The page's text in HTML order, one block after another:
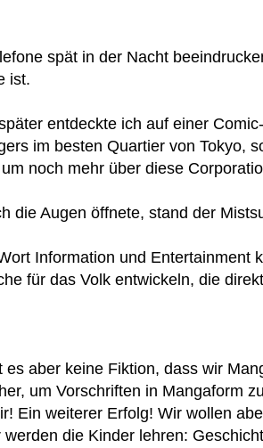
spät in der Nacht
ist.
entdeckte ich auf einer
im besten Quartier von Tokyo,
noch mehr über diese
die Augen öffnete, stand der
Information und Entertainment
für das Volk entwickeln, die
es aber keine Fiktion, dass wir
um Vorschriften in Mangaform
Ein weiterer Erfolg! Wir wollen
werden die Kinder lehren: